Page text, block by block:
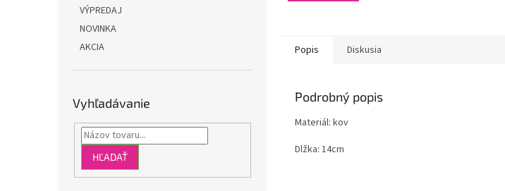
VÝPREDAJ
NOVINKA
AKCIA
Vyhľadávanie
HĽADAŤ
Popis Diskusia
Podrobný popis
Materiál: kov
Dlžka: 14cm